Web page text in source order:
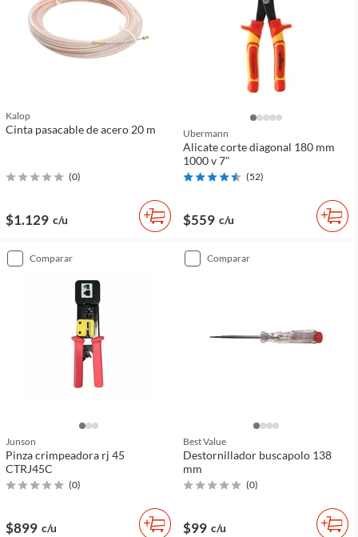
Kalop
Cinta pasacable de acero 20 m
(0)
$1.129 c/u
Ubermann
Alicate corte diagonal 180 mm
1000 v 7"
(52)
$559 c/u
comparar
Junson
Pinza crimpeadora rj 45
CTRJ45C
(0)
$899 c/u
comparar
Best Value
Destornillador buscapolo 138
mm
(0)
$99 c/u